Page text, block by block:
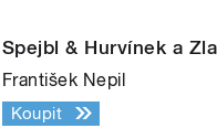
Spejbl & Hurvínek a
František Nepil
Koupit